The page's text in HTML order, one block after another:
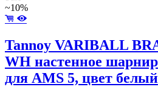
~10%
Tannoy VARIBALL
WH настенное
для AMS 5, цвет белый